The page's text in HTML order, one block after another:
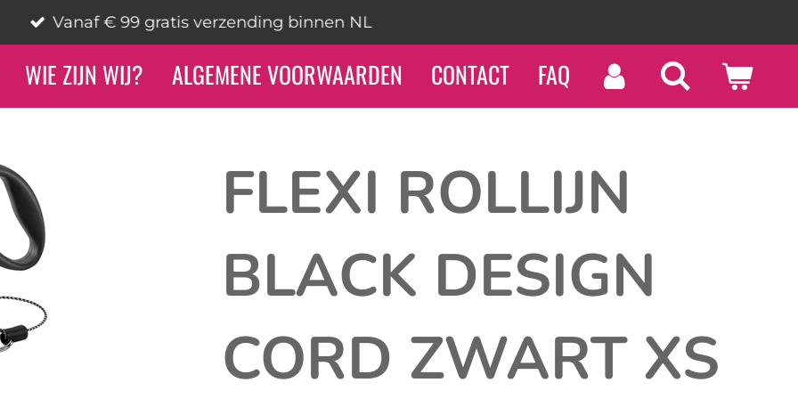
Vanaf € 99 gratis verzending binnen NL
WIE ZIJN WIJ? ALGEMENE VOORWAARDEN CONTACT FAQ
FLEXI ROLLIJN
BLACK DESIGN
CORD ZWART XS